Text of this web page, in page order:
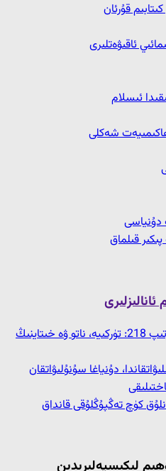
خەلقئارا ۋەزىيەت ۋە كۈنتەرتىپ 218: تۈركىيە، ناتو ۋە خىتاينىڭ
دۇنياغا سۇنۇلىۋاتقان
كۈچ تەڭپۇڭلۇقى قانداق
لىكىسيەلىرىدىن